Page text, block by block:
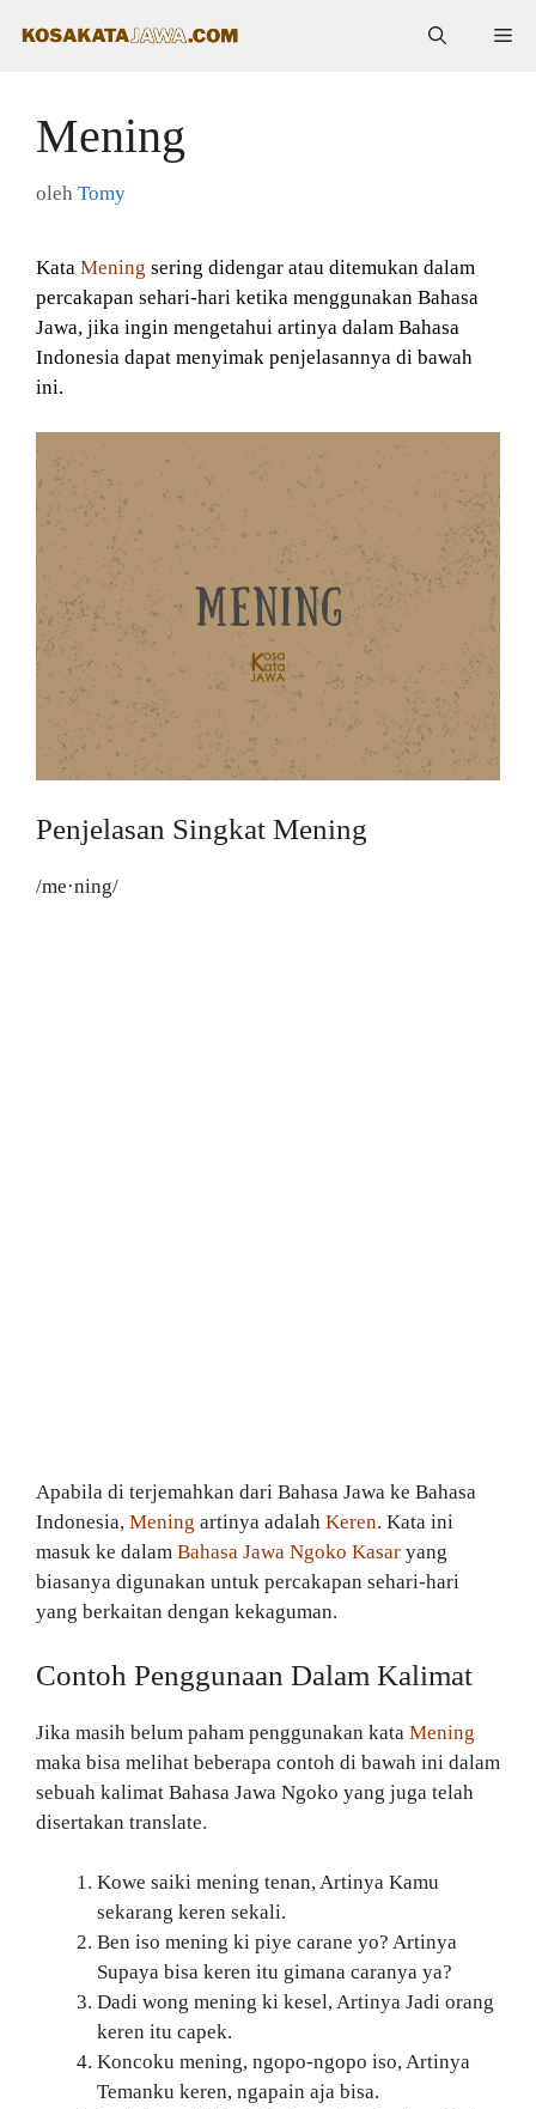
Mening
oleh Tomy
Kata Mening sering didengar atau ditemukan dalam
percakapan sehari-hari ketika menggunakan Bahasa
Jawa, jika ingin mengetahui artinya dalam Bahasa
Indonesia dapat menyimak penjelasannya di bawah
ini.
Penjelasan Singkat Mening
/me·ning/
Apabila di terjemahkan dari Bahasa Jawa ke Bahasa
Indonesia, Mening artinya adalah Keren. Kata ini
masuk ke dalam Bahasa Jawa Ngoko Kasar yang
biasanya digunakan untuk percakapan sehari-hari
yang berkaitan dengan kekaguman.
Contoh Penggunaan Dalam Kalimat
Jika masih belum paham penggunakan kata Mening
maka bisa melihat beberapa contoh di bawah ini dalam
sebuah kalimat Bahasa Jawa Ngoko yang juga telah
disertakan translate.
Kowe saiki mening tenan, Artinya Kamu
sekarang keren sekali.
Ben iso mening ki piye carane yo? Artinya
Supaya bisa keren itu gimana caranya ya?
Dadi wong mening ki kesel, Artinya Jadi orang
keren itu capek.
Koncoku mening, ngopo-ngopo iso, Artinya
Temanku keren, ngapain aja bisa.